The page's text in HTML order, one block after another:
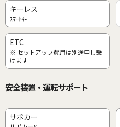
キーレス
ｽﾏｰﾄｷ-
ETC
※ セットアップ費用は別途申し受
けます
安全装置・運転サポート
サポカー